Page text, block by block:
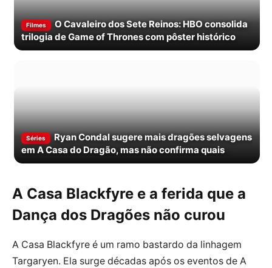
Filmes
O Cavaleiro dos Sete Reinos: HBO consolida
trilogia de Game of Thrones com pôster histórico
Séries
Ryan Condal sugere mais dragões selvagens
em A Casa do Dragão, mas não confirma quais
A Casa Blackfyre e a ferida que a
Dança dos Dragões não curou
A Casa Blackfyre é um ramo bastardo da linhagem
Targaryen. Ela surge décadas após os eventos de A